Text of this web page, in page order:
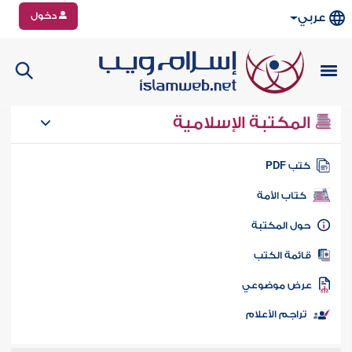
عربي دخول
المكتبة الإسلامية
كتب PDF
كتاب الأمة
المكتبة
الكتب
موضوعي